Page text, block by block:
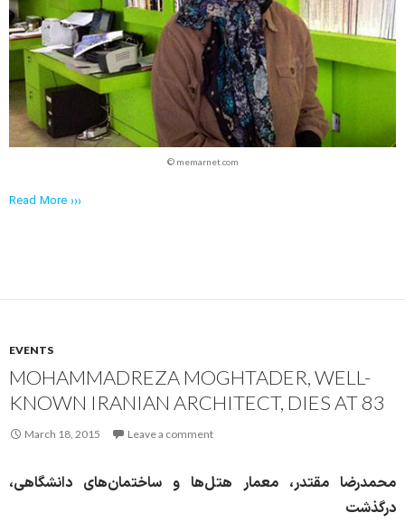
© memarnet.com
Read More ›››
EVENTS
MOHAMMADREZA MOGHTADER, WELL-
KNOWN IRANIAN ARCHITECT, DIES AT 83
March 18, 2015 Leave a comment
محمدرضا مقتدر، معمار هتل‌ها و ساختمان‌های دانشگاهی،
درگذشت